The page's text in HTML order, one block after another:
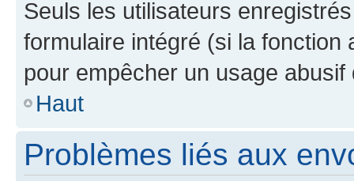
Seuls les utilisateurs
formulaire intégré (si la fonction
pour empêcher un usage
Haut
Problèmes liés aux